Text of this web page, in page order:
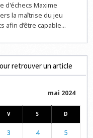
d'échecs Maxime
la maîtrise du jeu
afin d’être capable...
retrouver un article
mai 2024
V S D
3 4 5